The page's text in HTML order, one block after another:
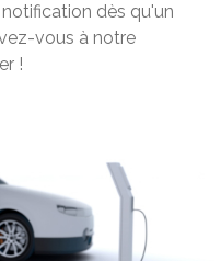
dès qu'un
vous à notre
!